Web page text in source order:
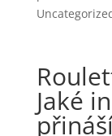
Jaké